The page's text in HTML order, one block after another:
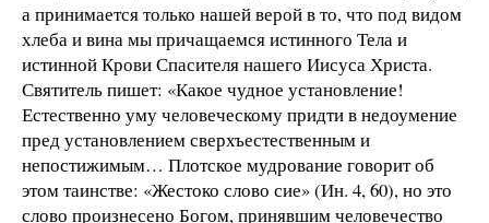
а принимается только нашей верой в то, что под видом
хлеба и вина мы причащаемся истинного Тела и
истинной Крови Спасителя нашего Иисуса Христа.
Святитель пишет: «Какое чудное установление!
Естественно уму человеческому придти в недоумение
пред установлением сверхъестественным и
непостижимым… Плотское мудрование говорит об
этом таинстве: «Жестоко слово сие» (Ин. 4, 60), но это
слово произнесено Богом, принявшим человечество